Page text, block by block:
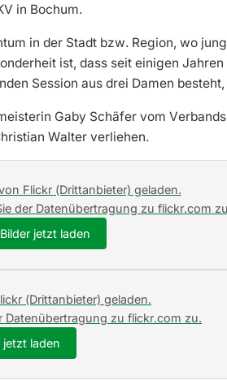
in Bochum.
in der Stadt bzw. Region, wo
ist, dass seit einigen
Session aus drei Damen
Gaby Schäfer vom
Walter verliehen.
Flickr (Drittanbieter) geladen.
der Datenübertragung zu flickr.com
Bilder jetzt laden
(Drittanbieter) geladen.
Datenübertragung zu flickr.com zu.
jetzt laden